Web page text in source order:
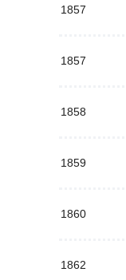
1857
1857
1858
1859
1860
1862